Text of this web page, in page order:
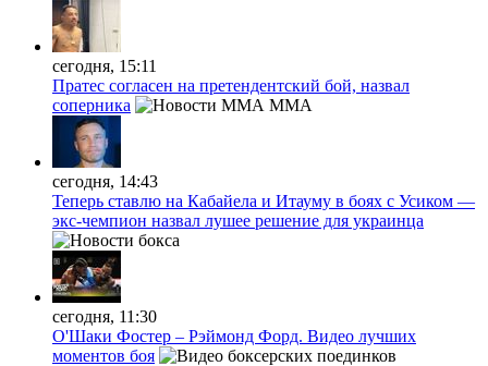
сегодня, 15:11
Пратес согласен на претендентский бой, назвал
соперника
MMA
сегодня, 14:43
Теперь ставлю на Кабайела и Итауму в боях с Усиком —
экс-чемпион назвал лушее решение для украинца
сегодня, 11:30
О'Шаки Фостер – Рэймонд Форд. Видео лучших
моментов боя